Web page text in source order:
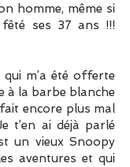
homme, même si
ses 37 ans !!!
qui m’a été offerte
à la barbe blanche
encore plus mal
t’en ai déjà parlé
un vieux Snoopy
aventures et qui